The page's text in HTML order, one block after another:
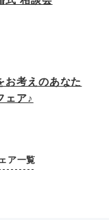
お考えのあなた
ェア♪
ア一覧